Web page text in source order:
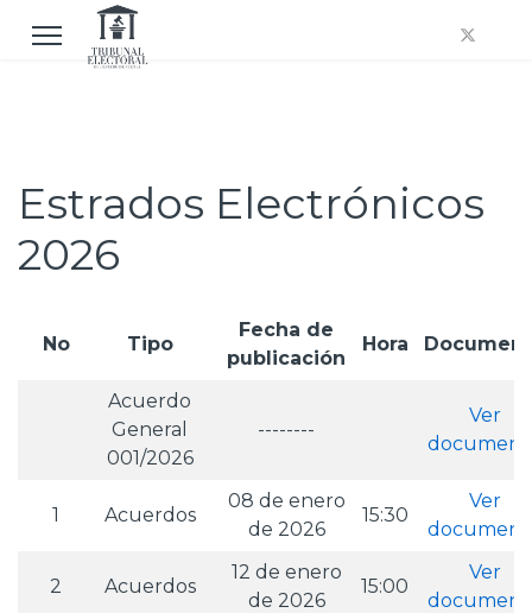
Estrados Electrónicos
2026
No Tipo
Fecha de
publicación
Hora
Acuerdo
General
001/2026
--------
Ver
1 Acuerdos
08 de enero
de 2026
15:30
Ver
2 Acuerdos
12 de enero
de 2026
15:00
Ver